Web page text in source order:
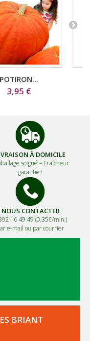
POTIRON...
3,95 €
À DOMICILE
soigné = Fraîcheur
garantie !
NOUS CONTACTER
16 49 49 (0,35€/min.)
e-mail ou par courrier
BRIANT